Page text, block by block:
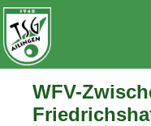
Zum
Inhalt
springen
WFV-